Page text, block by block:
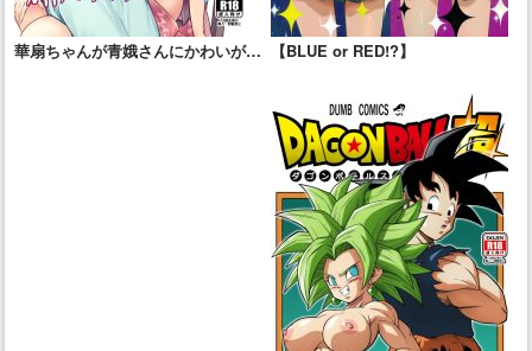
華扇ちゃんが青娥さんにかわいがら
【BLUE or RED!?】